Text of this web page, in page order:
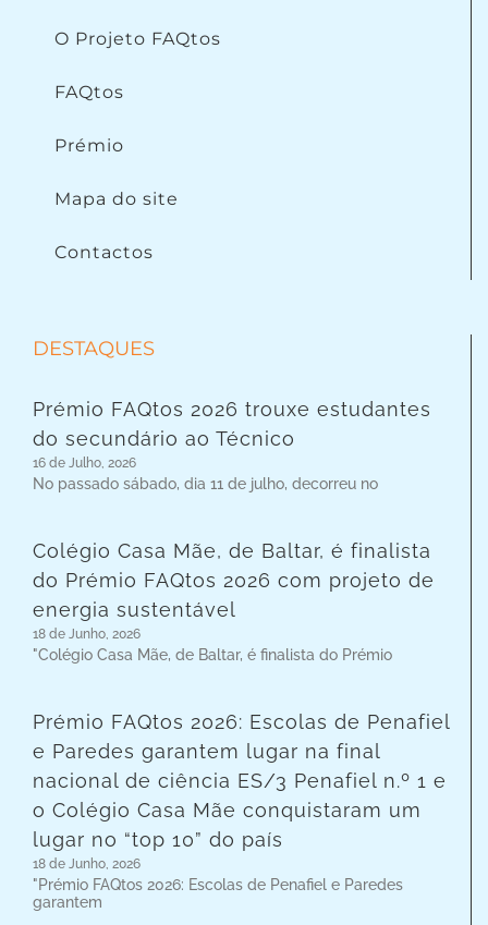
O Projeto FAQtos
FAQtos
Prémio
Mapa do site
Contactos
DESTAQUES
Prémio FAQtos 2026 trouxe estudantes
do secundário ao Técnico
16 de Julho, 2026
No passado sábado, dia 11 de julho, decorreu no
Colégio Casa Mãe, de Baltar, é finalista
do Prémio FAQtos 2026 com projeto de
energia sustentável
18 de Junho, 2026
"Colégio Casa Mãe, de Baltar, é finalista do Prémio
Prémio FAQtos 2026: Escolas de Penafiel
e Paredes garantem lugar na final
nacional de ciência ES/3 Penafiel n.º 1 e
o Colégio Casa Mãe conquistaram um
lugar no “top 10” do país
18 de Junho, 2026
"Prémio FAQtos 2026: Escolas de Penafiel e Paredes
garantem